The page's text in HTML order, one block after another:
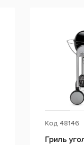
Код 48146
Гриль